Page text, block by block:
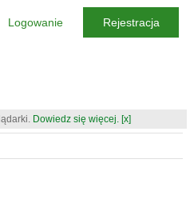
Dowiedz się więcej. [x]
Logowanie Rejestracja